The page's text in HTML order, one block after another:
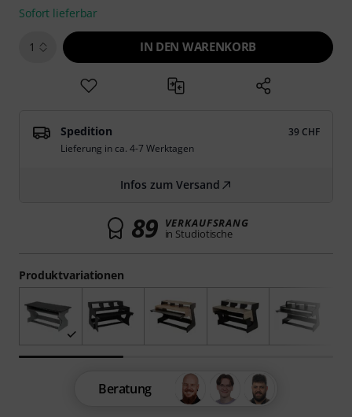
Produktvariationen
Sofort lieferbar
1 IN DEN WARENKORB
Spedition
39 CHF
Lieferung in ca. 4-7 Werktagen
Infos zum Versand
89 VERKAUFSRANG
in Studiotische
Beratung